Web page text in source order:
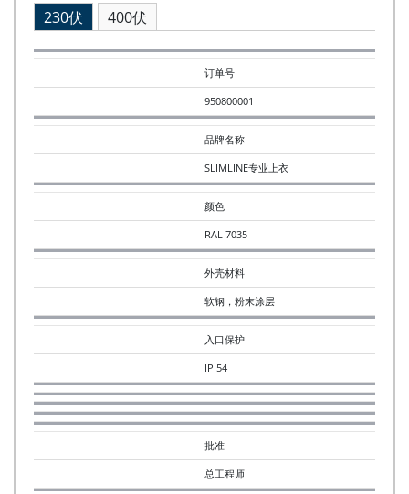
230伏 400伏
订单号
950800001
品牌名称
SLIMLINE专业上衣
颜色
RAL 7035
外壳材料
软钢，粉末涂层
入口保护
IP 54
批准
总工程师